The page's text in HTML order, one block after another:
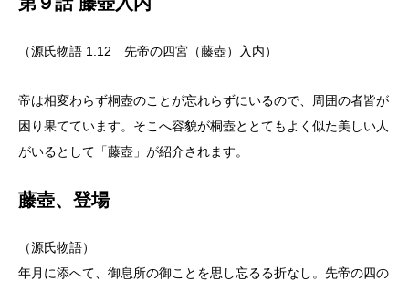
（源氏物語 1.12 先帝の四宮（藤壺）入内）
帝は相変わらず桐壺のことが忘れらずにいるので、周囲の者皆が
困り果てています。そこへ容貌が桐壺ととてもよく似た美しい人
がいるとして「藤壺」が紹介されます。
藤壺、登場
（源氏物語）
年月に添へて、御息所の御ことを思し忘るる折なし。先帝の四の